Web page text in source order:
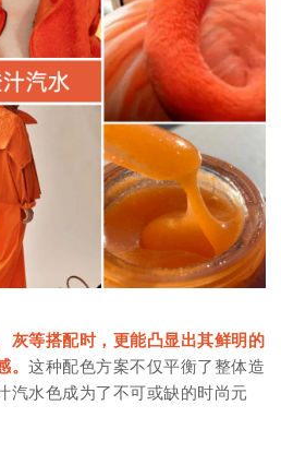
灰等搭配时，更能凸显出其鲜明的
。这种配色方案不仅平衡了整体造
汽水色成为了不可或缺的时尚元